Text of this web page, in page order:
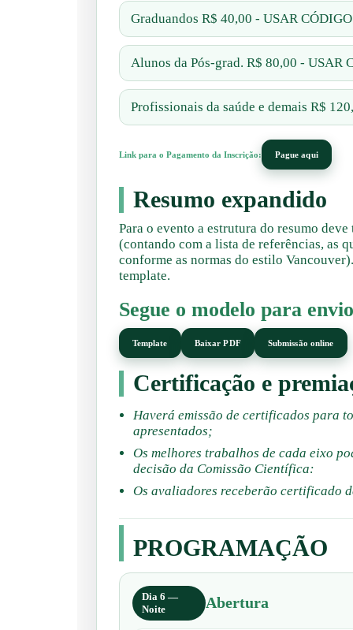
Graduandos R$ 40,00 - USAR
Alunos da Pós-grad. R$ 80,00 - USAR
Profissionais da saúde e demais R$
Link para o Pagamento da Inscrição: Pague aqui
Resumo expandido
Para o evento a estrutura do resumo
(contando com a lista de referências, as
conforme as normas do estilo
template.
Segue o modelo para
Template Baixar PDF Submissão online
Certificação e
Haverá emissão de certificados para
apresentados;
Os melhores trabalhos de cada eixo
decisão da Comissão Científica:
Os avaliadores receberão certificado
PROGRAMAÇÃO
Dia 6 —
Noite
Abertura